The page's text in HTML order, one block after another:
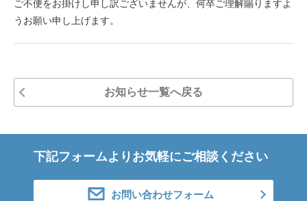
ご不便をお掛けし申し訳ございませんが、何卒ご理解賜りますよ
うお願い申し上げます。
お知らせ一覧へ戻る
下記フォームよりお気軽にご相談ください
お問い合わせフォーム